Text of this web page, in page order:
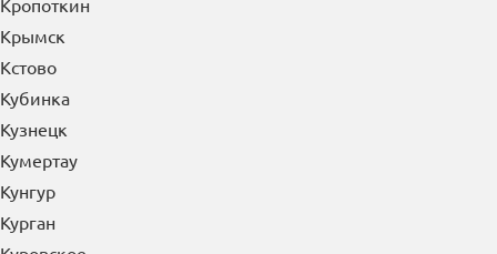
Краснознаменск
Краснокаменск
Краснокамск
Краснотурьинск
Красноярск
Кропоткин
Крымск
Кстово